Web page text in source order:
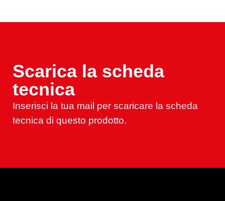
Scarica la scheda
tecnica
Inserisci la tua mail per scaricare la scheda
tecnica di questo prodotto.